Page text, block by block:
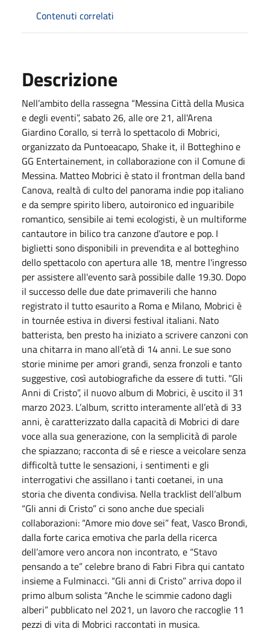
Contenuti correlati
Descrizione
Nell’ambito della rassegna “Messina Città della Musica
e degli eventi”, sabato 26, alle ore 21, all'Arena
Giardino Corallo, si terrà lo spettacolo di Mobrici,
organizzato da Puntoeacapo, Shake it, il Botteghino e
GG Entertainement, in collaborazione con il Comune di
Messina. Matteo Mobrici è stato il frontman della band
Canova, realtà di culto del panorama indie pop italiano
e da sempre spirito libero, autoironico ed inguaribile
romantico, sensibile ai temi ecologisti, è un multiforme
cantautore in bilico tra canzone d’autore e pop. I
biglietti sono disponibili in prevendita e al botteghino
dello spettacolo con apertura alle 18, mentre l'ingresso
per assistere all'evento sarà possibile dalle 19.30. Dopo
il successo delle due date primaverili che hanno
registrato il tutto esaurito a Roma e Milano, Mobrici è
in tournée estiva in diversi festival italiani. Nato
batterista, ben presto ha iniziato a scrivere canzoni con
una chitarra in mano all’età di 14 anni. Le sue sono
storie minime per amori grandi, senza fronzoli e tanto
suggestive, così autobiografiche da essere di tutti. "Gli
Anni di Cristo”, il nuovo album di Mobrici, è uscito il 31
marzo 2023. L’album, scritto interamente all’età di 33
anni, è caratterizzato dalla capacità di Mobrici di dare
voce alla sua generazione, con la semplicità di parole
che spiazzano; racconta di sé e riesce a veicolare senza
difficoltà tutte le sensazioni, i sentimenti e gli
interrogativi che assillano i tanti coetanei, in una
storia che diventa condivisa. Nella tracklist dell’album
“Gli anni di Cristo” ci sono anche due speciali
collaborazioni: “Amore mio dove sei” feat, Vasco Brondi,
dalla forte carica emotiva che parla della ricerca
dell’amore vero ancora non incontrato, e “Stavo
pensando a te” celebre brano di Fabri Fibra qui cantato
insieme a Fulminacci. “Gli anni di Cristo” arriva dopo il
primo album solista “Anche le scimmie cadono dagli
alberi” pubblicato nel 2021, un lavoro che raccoglie 11
pezzi di vita di Mobrici raccontati in musica.